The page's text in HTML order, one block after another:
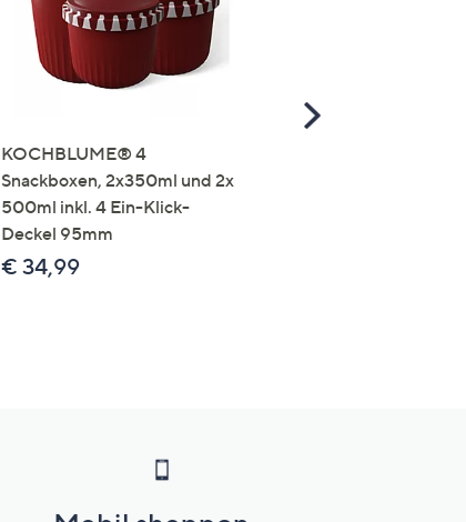
KOCHBLUME® 4
Snackboxen, 2x350ml und 2x
500ml inkl. 4 Ein-Klick-
Deckel 95mm
€ 34,99
Scroll